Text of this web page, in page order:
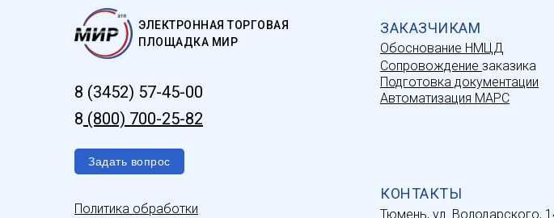
ЭЛЕКТРОННАЯ ТОРГОВАЯ
ПЛОЩАДКА МИР
Задать вопрос
8 (3452) 57-45-00
8 (800) 700-25-82
ЗАКАЗЧИКАМ
Обоснование НМЦД
Сопровождение заказика
Подготовка документации
Автоматизация МАРС
Политика обработки
КОНТАКТЫ
Тюмень, ул. Володарского,